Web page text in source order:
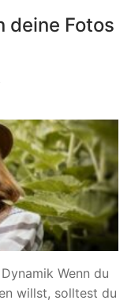
deine Fotos
Wenn du
willst, solltest du